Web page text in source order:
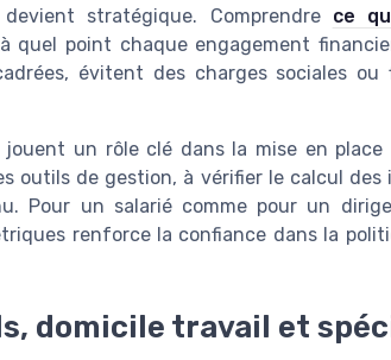
stratégique. Comprendre ce
quel point chaque engagement
évitent des charges sociales ou
jouent un rôle clé dans la mise en place
outils de gestion, à vérifier le calcul
Pour un salarié comme pour un
renforce la confiance dans la
domicile travail et